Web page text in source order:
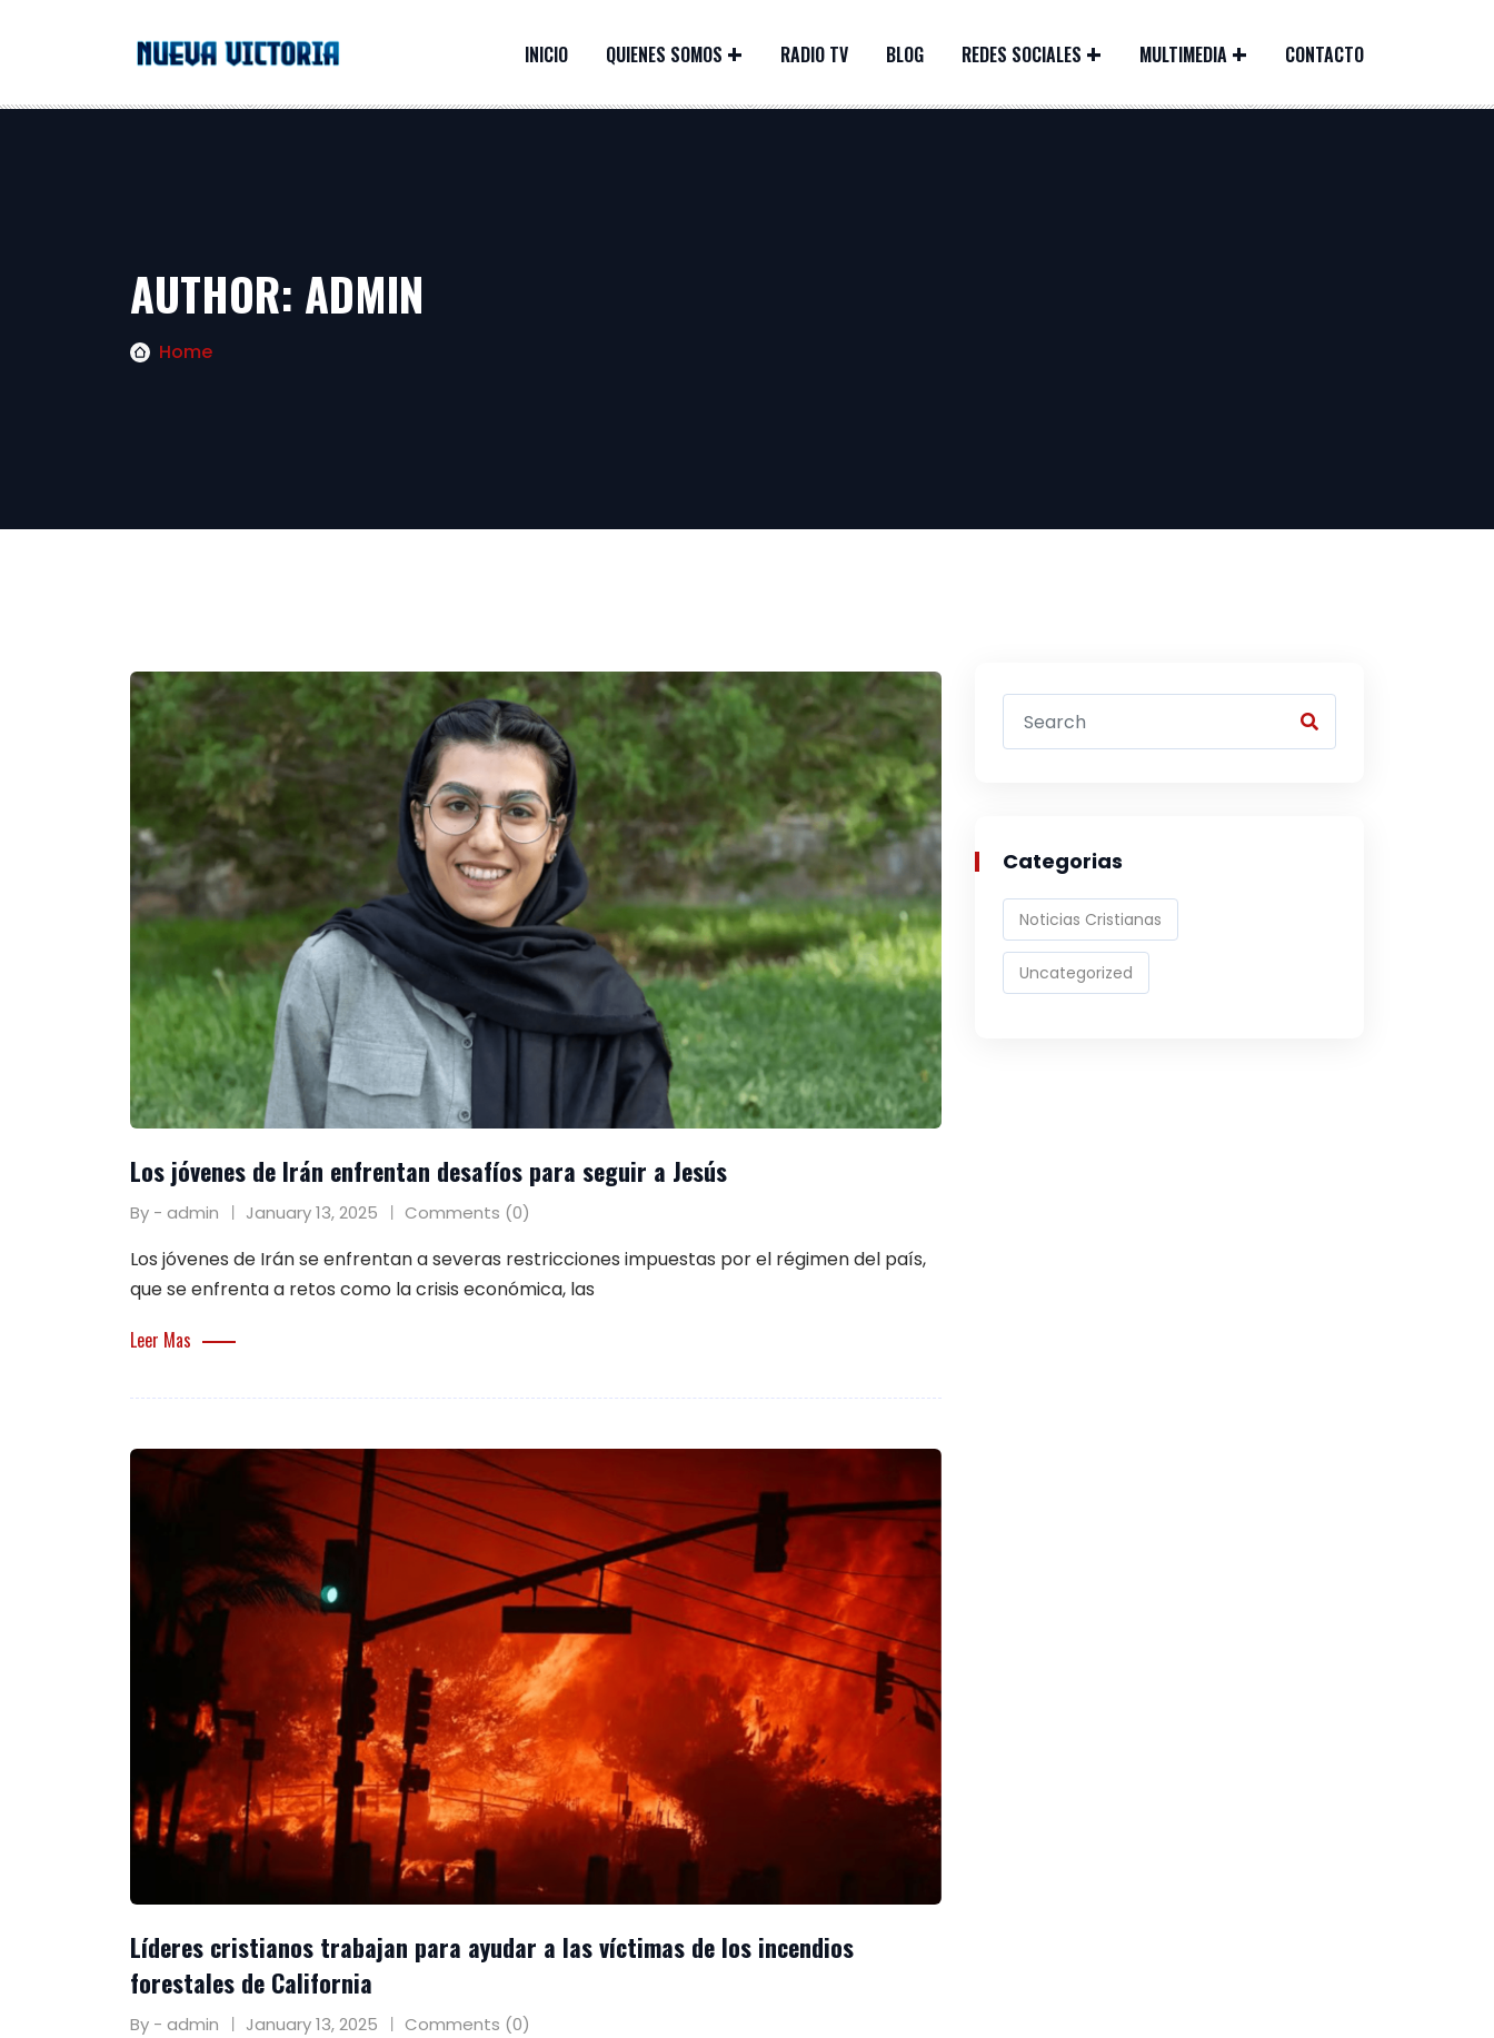
INICIO QUIENES SOMOS RADIO TV BLOG REDES SOCIALES MULTIMEDIA CONTACTO
AUTHOR: ADMIN
Home
Los jóvenes de Irán enfrentan desafíos para seguir a Jesús
By - admin January 13, 2025 Comments (0)
Los jóvenes de Irán se enfrentan a severas restricciones impuestas por el régimen del país,
que se enfrenta a retos como la crisis económica, las
Leer Mas
Líderes cristianos trabajan para ayudar a las víctimas de los incendios
forestales de California
By - admin January 13, 2025 Comments (0)
Categorias
Noticias Cristianas
Uncategorized